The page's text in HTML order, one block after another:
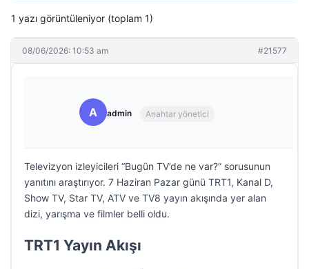
1 yazı görüntüleniyor (toplam 1)
08/06/2026: 10:53 am #21577
A admin Anahtar yönetici
Televizyon izleyicileri “Bugün TV’de ne var?” sorusunun
yanıtını araştırıyor. 7 Haziran Pazar günü TRT1, Kanal D,
Show TV, Star TV, ATV ve TV8 yayın akışında yer alan
dizi, yarışma ve filmler belli oldu.
TRT1 Yayın Akışı